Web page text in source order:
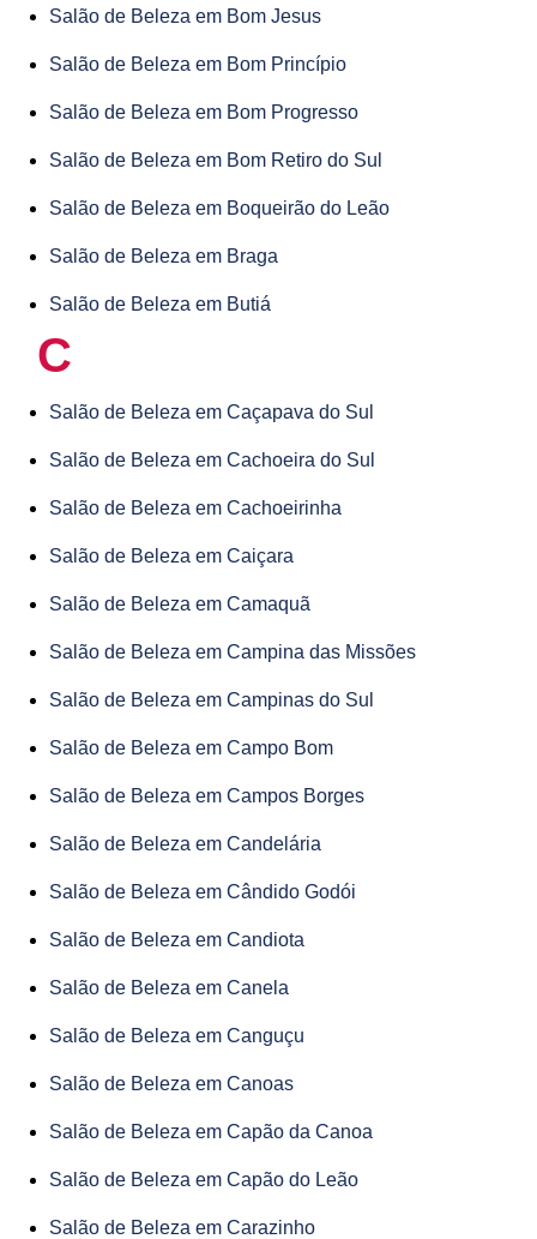
Salão de Beleza em Bom Jesus
Salão de Beleza em Bom Princípio
Salão de Beleza em Bom Progresso
Salão de Beleza em Bom Retiro do Sul
Salão de Beleza em Boqueirão do Leão
Salão de Beleza em Braga
Salão de Beleza em Butiá
C
Salão de Beleza em Caçapava do Sul
Salão de Beleza em Cachoeira do Sul
Salão de Beleza em Cachoeirinha
Salão de Beleza em Caiçara
Salão de Beleza em Camaquã
Salão de Beleza em Campina das Missões
Salão de Beleza em Campinas do Sul
Salão de Beleza em Campo Bom
Salão de Beleza em Campos Borges
Salão de Beleza em Candelária
Salão de Beleza em Cândido Godói
Salão de Beleza em Candiota
Salão de Beleza em Canela
Salão de Beleza em Canguçu
Salão de Beleza em Canoas
Salão de Beleza em Capão da Canoa
Salão de Beleza em Capão do Leão
Salão de Beleza em Carazinho